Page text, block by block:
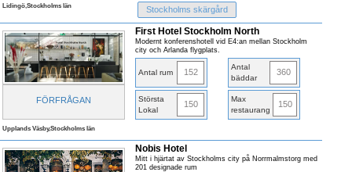
Lidingö,Stockholms län Stockholms skärgård
FÖRFRÅGAN
First Hotel Stockholm North
Modernt konferenshotell vid E4:an mellan Stockholm
city och Arlanda flygplats.
Antal rum 152
Antal
bäddar
360
Största
Lokal
150
Max
restaurang
150
Upplands Väsby,Stockholms län
Nobis Hotel
Mitt i hjärtat av Stockholms city på Norrmalmstorg med
201 designade rum